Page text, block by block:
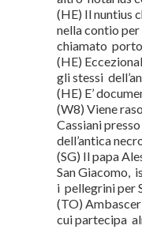
(HE) Il nuntius
nella contio
chiamato
(HE)
gli stessi
(HE) E’
(W8) Viene
Cassiani
dell’antica
(SG) Il papa
San Giacomo,
i pellegrini per
(TO)
cui partecipa